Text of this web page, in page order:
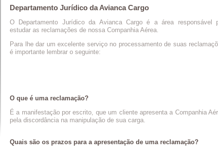
Departamento Jurídico da Avianca Cargo
O Departamento Jurídico da Avianca Cargo é a área responsável
estudar as reclamações de nossa Companhia Aérea.
Para lhe dar um excelente serviço no processamento de suas
é importante lembrar o seguinte:
O que é uma reclamação?
É a manifestação por escrito, que um cliente apresenta a Companhia
pela discordância na manipulação de sua carga.
Quais são os prazos para a apresentação de uma reclamação?